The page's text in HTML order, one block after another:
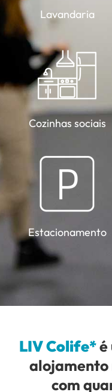
Lavandaria
Cozinhas sociais
Estacionamento
LIV Colife*é
alojamento
com